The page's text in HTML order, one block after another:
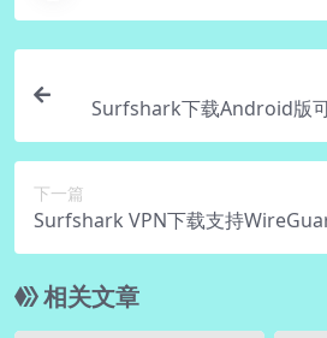
Surfshark下载Android版
下一篇
Surfshark VPN下载支持
认开启
相关文章